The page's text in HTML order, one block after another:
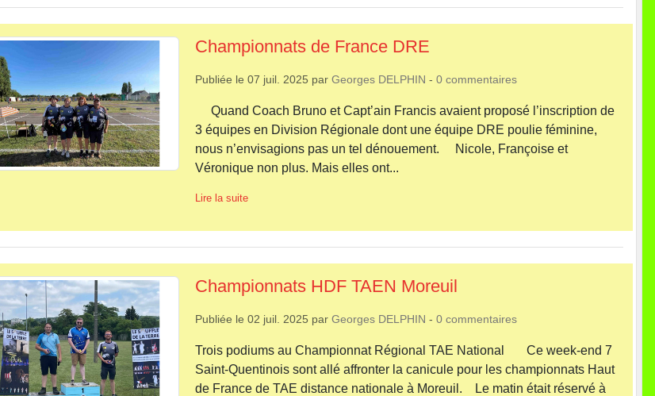
Championnats de France DRE
Publiée le07 juil. 2025 parGeorges DELPHIN -0 commentaires
Quand Coach Bruno et Capt’ain Francis avaient proposé l’inscription de
3 équipes en Division Régionale dont une équipe DRE poulie féminine,
nous n’envisagions pas un tel dénouement. Nicole, Françoise et
Véronique non plus. Mais elles ont...
Lire la suite
Championnats HDF TAEN Moreuil
Publiée le02 juil. 2025 parGeorges DELPHIN -0 commentaires
Trois podiums au Championnat Régional TAE National Ce week-end 7
Saint-Quentinois sont allé affronter la canicule pour les championnats Haut
de France de TAE distance nationale à Moreuil. Le matin était réservé à